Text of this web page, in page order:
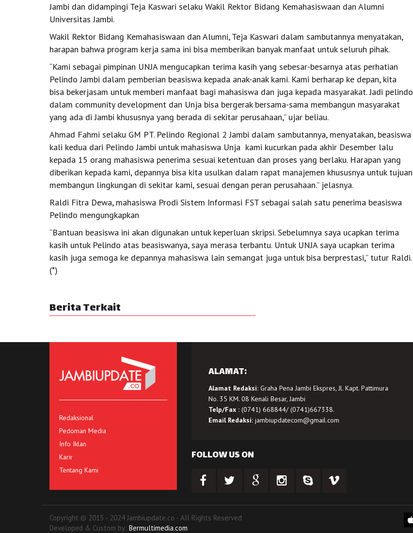
Jambi dan didampingi Teja Kaswari selaku Wakil Rektor Bidang Kemahasiswaan dan Alumni
Universitas Jambi.
Wakil Rektor Bidang Kemahasiswaan dan Alumni, Teja Kaswari dalam sambutannya menyatakan,
harapan bahwa program kerja sama ini bisa memberikan banyak manfaat untuk seluruh pihak.
“Kami sebagai pimpinan UNJA mengucapkan terima kasih yang sebesar-besarnya atas perhatian
Pelindo Jambi dalam pemberian beasiswa kepada anak-anak kami. Kami berharap ke depan, kita
bisa bekerjasam untuk memberi manfaat bagi mahasiswa dan juga kepada masyarakat. Jadi pelindo
dalam community development dan Unja bisa bergerak bersama-sama membangun masyarakat
yang ada di Jambi khususnya yang berada di sekitar perusahaan,” ujar beliau.
Ahmad Fahmi selaku GM PT. Pelindo Regional 2 Jambi dalam sambutannya, menyatakan, beasiswa
kali kedua dari Pelindo Jambi untuk mahasiswa Unja kami kucurkan pada akhir Desember lalu
kepada 15 orang mahasiswa penerima sesuai ketentuan dan proses yang berlaku. Harapan yang
diberikan kepada kami, depannya bisa kita usulkan dalam rapat manajemen khususnya untuk tujuan
membangun lingkungan di sekitar kami, sesuai dengan peran perusahaan.” jelasnya.
Raldi Fitra Dewa, mahasiswa Prodi Sistem Informasi FST sebagai salah satu penerima beasiswa
Pelindo mengungkapkan
“Bantuan beasiswa ini akan digunakan untuk keperluan skripsi. Sebelumnya saya ucapkan terima
kasih untuk Pelindo atas beasiswanya, saya merasa terbantu. Untuk UNJA saya ucapkan terima
kasih juga semoga ke depannya mahasiswa lain semangat juga untuk bisa berprestasi,” tutur Raldi.
(*)
Berita Terkait
Redaksional
Pedoman Media
Info Iklan
Karir
Tentang Kami
ALAMAT:
Alamat Redaksi:Graha Pena Jambi Ekspres, Jl. Kapt. Pattimura
No. 35 KM. 08 Kenali Besar, Jambi
Telp/Fax :(0741) 668844/ (0741)667338.
Email Redaksi: jambiupdatecom@gmail.com
FOLLOW US ON
Copyright © 2015 - 2024 Jambiupdate.co - All Rights Reserved
Developed & Custom by: Bermultimedia.com